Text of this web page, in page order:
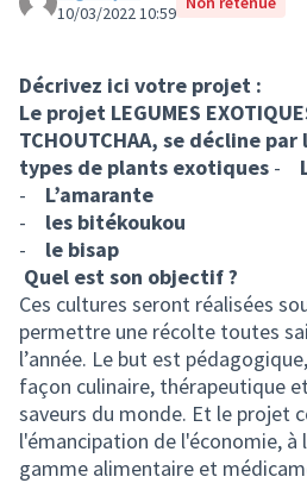
10/03/2022 10:59
Décrivez ici votre projet :
Le projet LEGUMES
TCHOUTCHAA, se décline
types de plants exotiques -
- L’amarante
- les bitékoukou
- le bisap
Quel est son objectif ?
Ces cultures seront réalisées
permettre une récolte toutes
l’année. Le but est
façon culinaire, thérapeutique
saveurs du monde. Et le projet
l'émancipation de l'économie, à
gamme alimentaire et